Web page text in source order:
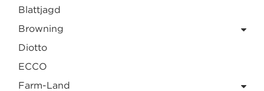
Blattjagd
Browning
Diotto
ECCO
Farm-Land